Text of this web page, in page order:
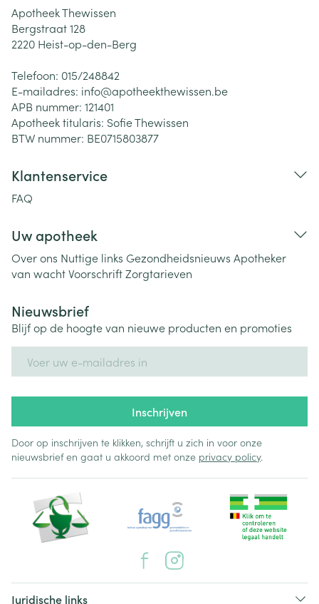
Apotheek Thewissen
Bergstraat 128
2220 Heist-op-den-Berg
Telefoon: 015/248842
E-mailadres: info@apotheekthewissen.be
APB nummer: 121401
Apotheek titularis: Sofie Thewissen
BTW nummer: BE0715803877
Klantenservice
FAQ
Uw apotheek
Over ons Nuttige links Gezondheidsnieuws Apotheker
van wachtVoorschriftZorgtarieven
Nieuwsbrief
Blijf op de hoogte van nieuwe producten en promoties
Inschrijven
Door op inschrijven te klikken, schrijft u zich in voor onze
nieuwsbrief en gaat u akkoord met onze privacy policy.
Juridische links